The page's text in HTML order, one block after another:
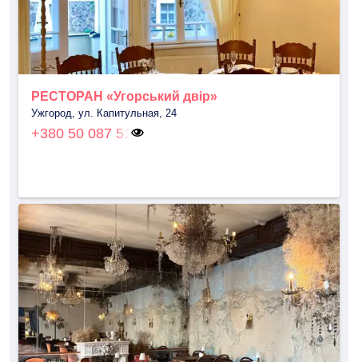
РЕСТОРАН «Угорський двір»
Ужгород, ул. Капитульная, 24
+380 50 087 51